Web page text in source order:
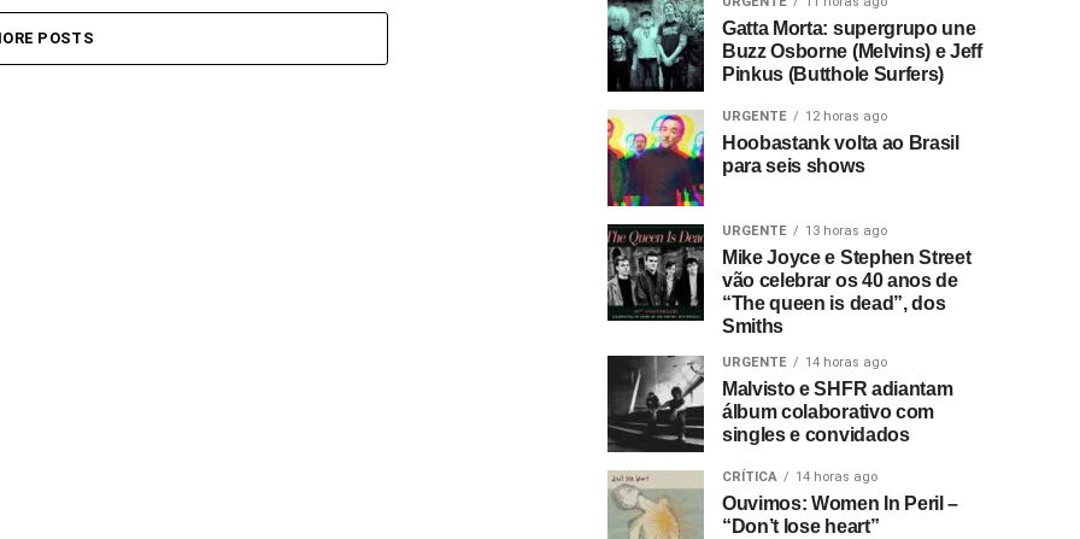
POSTS
Gatta Morta: supergrupo une
Buzz Osborne (Melvins) e Jeff
Pinkus (Butthole Surfers)
URGENTE 12 horas ago
Hoobastank volta ao Brasil
para seis shows
URGENTE 13 horas ago
Mike Joyce e Stephen Street
vão celebrar os 40 anos de
“The queen is dead”, dos
Smiths
URGENTE 14 horas ago
Malvisto e SHFR adiantam
álbum colaborativo com
singles e convidados
CRÍTICA 14 horas ago
Ouvimos: Women In Peril –
“Don’t lose heart”